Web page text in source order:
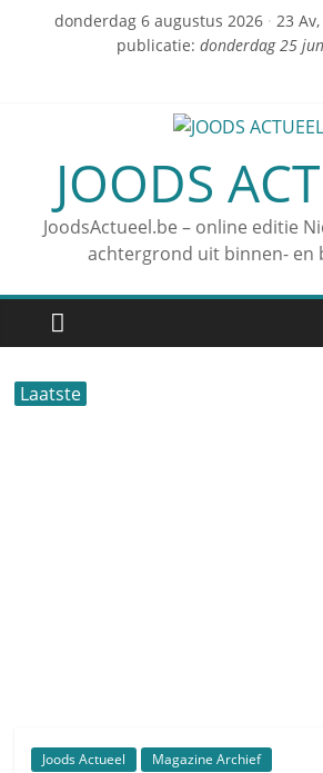
donderdag 6 augustus 2026 · 23
publicatie: donderdag 25
JOODS
JoodsActueel.be – online editie
achtergrond uit binnen- en
Laatste
Joods Actueel Magazine Archief